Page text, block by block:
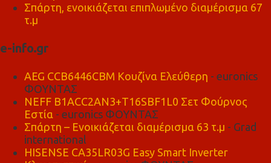
Σπάρτη, ενοικιάζεται επιπλωμένο διαμέρισμα 67
τ.μ
e-info.gr
AEG CCB6446CBM Κουζίνα Ελεύθερη - euronics
ΦΟΥΝΤΑΣ
NEFF B1ACC2AN3+T16SBF1L0 Σετ Φούρνος
Εστία - euronics ΦΟΥΝΤΑΣ
Σπάρτη – Ενοικιάζεται διαμέρισμα 63 τ.μ - Grad
international
HISENSE CA35LR03G Easy Smart Inverter